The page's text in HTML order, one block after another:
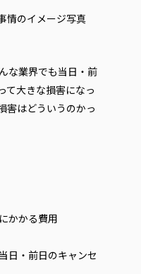
な業界でも当日・前
て大きな損害になっ
害はどういうのかっ
かかる費用
日・前日のキャンセ